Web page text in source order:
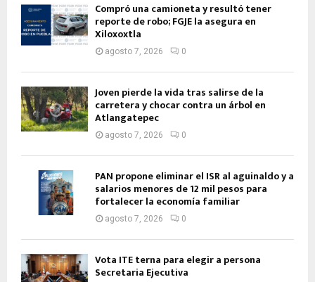
Compró una camioneta y resultó tener
reporte de robo; FGJE la asegura en
Xiloxoxtla
agosto 7, 2026 0
Joven pierde la vida tras salirse de la
carretera y chocar contra un árbol en
Atlangatepec
agosto 7, 2026 0
PAN propone eliminar el ISR al aguinaldo y a
salarios menores de 12 mil pesos para
fortalecer la economía familiar
agosto 7, 2026 0
Vota ITE terna para elegir a persona
Secretaria Ejecutiva